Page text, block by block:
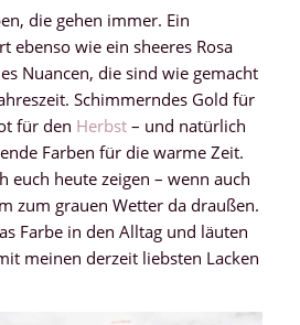
die gehen immer. Ein
ebenso wie ein sheeres Rosa
Nuancen, die sind wie gemacht
Schimmerndes Gold für
für den Herbst – und natürlich
Farben für die warme Zeit.
euch heute zeigen – wenn auch
zum grauen Wetter da draußen.
Farbe in den Alltag und läuten
meinen derzeit liebsten Lacken